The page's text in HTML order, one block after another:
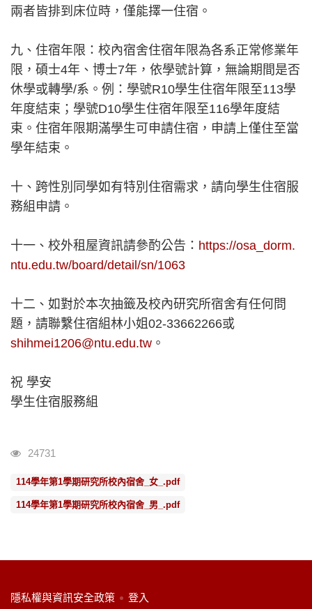
兩者皆排到床位時，僅能擇一住宿。
九、住宿年限：校內宿舍住宿年限為各系正常修業年
限，碩士4年、博士7年，依學號計算，無論期間是否
休學或轉學/系。例：學號R10學生住宿年限至113學
年度結束；學號D10學生住宿年限至116學年度結
束。住宿年限期滿學生可申請住宿，申請上僅住至當
學年結束。
十、跨性別同學如有特別住宿需求，請向學生住宿服
務組申請。
十一、校外租屋資訊請參酌公告： https://osa_dorm.
ntu.edu.tw/board/detail/sn/1063
十二、如對於本次抽籤及校內研究所宿舍有任何問
題，請聯繫住宿組林小姐02-33662266或
shihmei1206@ntu.edu.tw 。
祝 學安
學生住宿服務組
瀏覽人次
24731
114學年第1學期研究所校內宿舍_女_.pdf
114學年第1學期研究所校內宿舍_男_.pdf
:::
隱私權與資訊安全政策 登入